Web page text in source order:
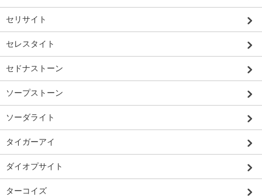
セリサイト
セレスタイト
セドナストーン
ソープストーン
ソーダライト
タイガーアイ
ダイオプサイト
ターコイズ